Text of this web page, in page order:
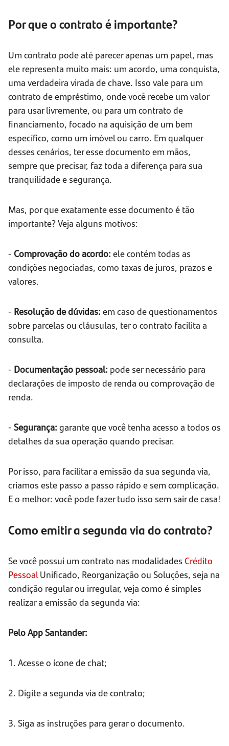
Por que o contrato é importante?
Um contrato pode até parecer apenas um papel, mas
ele representa muito mais: um acordo, uma conquista,
uma verdadeira virada de chave. Isso vale para um
contrato de empréstimo, onde você recebe um valor
para usar livremente, ou para um contrato de
financiamento, focado na aquisição de um bem
específico, como um imóvel ou carro. Em qualquer
desses cenários, ter esse documento em mãos,
sempre que precisar, faz toda a diferença para sua
tranquilidade e segurança.
Mas, por que exatamente esse documento é tão
importante? Veja alguns motivos:
- Comprovação do acordo: ele contém todas as
condições negociadas, como taxas de juros, prazos e
valores.
- Resolução de dúvidas: em caso de questionamentos
sobre parcelas ou cláusulas, ter o contrato facilita a
consulta.
- Documentação pessoal: pode ser necessário para
declarações de imposto de renda ou comprovação de
renda.
- Segurança: garante que você tenha acesso a todos os
detalhes da sua operação quando precisar.
Por isso, para facilitar a emissão da sua segunda via,
criamos este passo a passo rápido e sem complicação.
E o melhor: você pode fazer tudo isso sem sair de casa!
Como emitir a segunda via do contrato?
Se você possui um contrato nas modalidades Crédito
PessoalUnificado, Reorganização ou Soluções, seja na
condição regular ou irregular, veja como é simples
realizar a emissão da segunda via:
Pelo App Santander:
1. Acesse o ícone de chat;
2. Digite a segunda via de contrato;
3. Siga as instruções para gerar o documento.